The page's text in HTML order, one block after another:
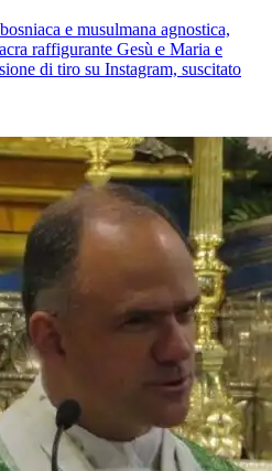
e musulmana agnostica,
raffigurante Gesù e Maria e
di tiro su Instagram, suscitato